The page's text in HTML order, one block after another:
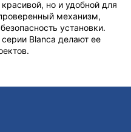
но и удобной для
механизм,
установки.
Blanca делают ее